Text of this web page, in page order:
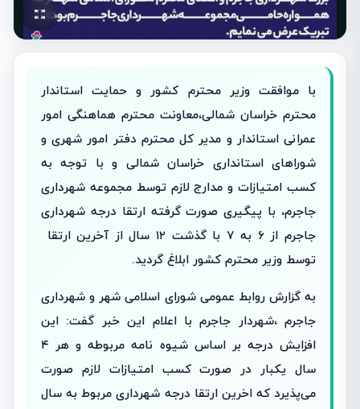
با موافقت وزیر محترم کشور و حمایت استاندار
محترم خراسان شمالی،معاونت محترم هماهنگی امور
عمرانی استاندار و مدیر کل محترم دفتر امور شهری و
شوراهای استانداری خراسان شمالی و با توجه به
کسب امتیازات و مدارج لازم توسط مجموعه شهرداری
جاجرم، با پیگیری صورت گرفته ارتقا درجه شهرداری
جاجرم از ۶ به ۷ با گذشت ۱۲ سال از آخرین ارتقا
توسط وزیر محترم کشور ابلاغ گردید.
به گزارش روابط عمومی شورای اسلامی شهر و شهرداری
جاجرم ،شهردار جاجرم با اعلام این خبر گفت: این
افزایش درجه بر اساس شیوه نامه مربوطه و هر ۴
سال یکبار در صورت کسب امتیازات لازم صورت
می‌پذیرد که اخرین ارتقا درجه شهرداری مربوط به سال